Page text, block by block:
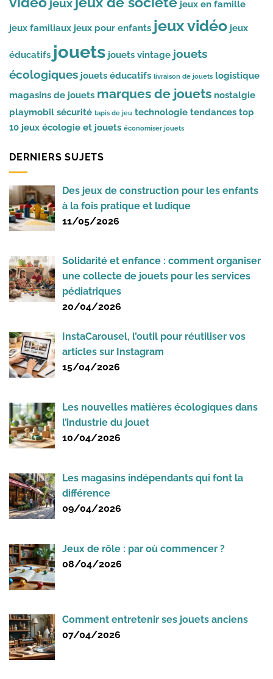
jeux jeux en famille
jeux familiaux jeux pour enfants jeux vidéo jeux
éducatifs jouets jouets vintage jouets
écologiques jouets éducatifs livraison de jouets logistique
magasins de jouets marques de jouets nostalgie
playmobil sécurité tapis de jeu technologie tendances top
10 jeux écologie et jouets économiser jouets
DERNIERS SUJETS
Des jeux de construction pour les enfants
à la fois pratique et ludique
11/05/2026
Solidarité et enfance : comment organiser
une collecte de jouets pour les services
pédiatriques
20/04/2026
InstaCarousel, l’outil pour réutiliser vos
articles sur Instagram
15/04/2026
Les nouvelles matières écologiques dans
l’industrie du jouet
10/04/2026
Les magasins indépendants qui font la
différence
09/04/2026
Jeux de rôle : par où commencer ?
08/04/2026
Comment entretenir ses jouets anciens
07/04/2026